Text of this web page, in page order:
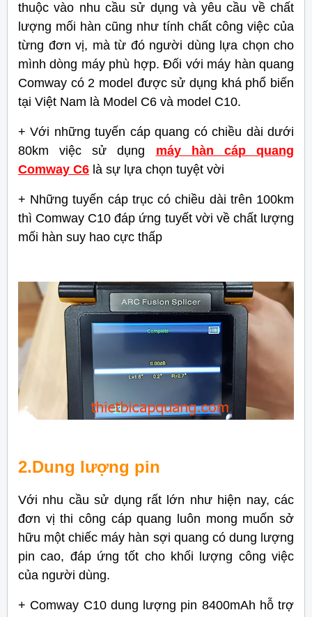
thuộc vào nhu cầu sử dụng và yêu cầu về chất
lượng mối hàn cũng như tính chất công việc của
từng đơn vị, mà từ đó người dùng lựa chọn cho
mình dòng máy phù hợp. Đối với máy hàn quang
Comway có 2 model được sử dụng khá phổ biến
tại Việt Nam là Model C6 và model C10.
+ Với những tuyến cáp quang có chiều dài dưới
80km việc sử dụng máy hàn cáp quang
Comway C6 là sự lựa chọn tuyệt vời
+ Những tuyến cáp trục có chiều dài trên 100km
thì Comway C10 đáp ứng tuyết vời về chất lượng
mối hàn suy hao cực thấp
2.Dung lượng pin
Với nhu cầu sử dụng rất lớn như hiện nay, các
đơn vị thi công cáp quang luôn mong muốn sở
hữu một chiếc máy hàn sợi quang có dung lượng
pin cao, đáp ứng tốt cho khối lượng công việc
của người dùng.
+ Comway C10 dung lượng pin 8400mAh hỗ trợ